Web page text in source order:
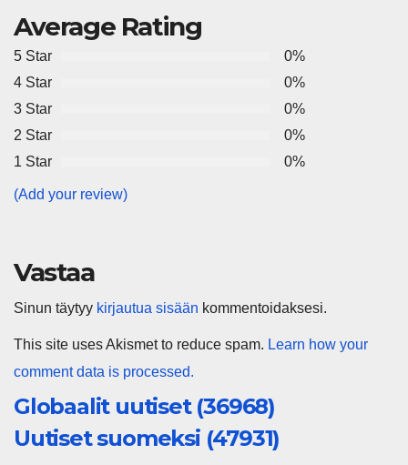
Average Rating
5 Star
0%
4 Star
0%
3 Star
0%
2 Star
0%
1 Star
0%
(Add your review)
Vastaa
Sinun täytyy kirjautua sisään kommentoidaksesi.
This site uses Akismet to reduce spam. Learn how your
comment data is processed.
Globaalit uutiset (36968)
Uutiset suomeksi (47931)